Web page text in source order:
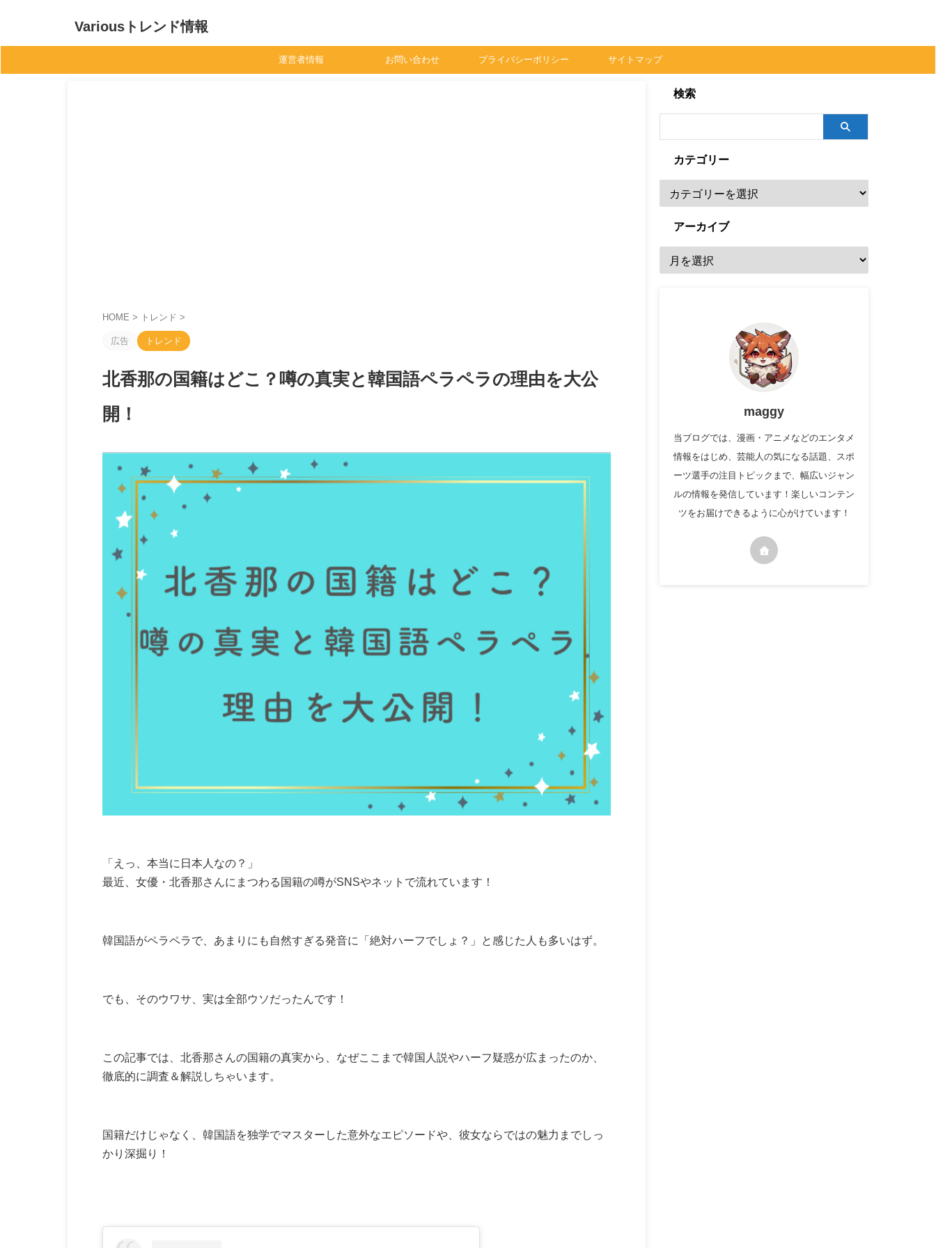
Variousトレンド情報
運営者情報 お問い合わせ プライバシーポリシー サイトマップ
HOME > トレンド >
広告 トレンド
北香那の国籍はどこ？噂の真実と韓国語ペラペラの理由を大公
開！
「えっ、本当に日本人なの？」
最近、女優・北香那さんにまつわる国籍の噂がSNSやネットで流れています！
韓国語がペラペラで、あまりにも自然すぎる発音に「絶対ハーフでしょ？」と感じた人も多いはず。
でも、そのウワサ、実は全部ウソだったんです！
この記事では、北香那さんの国籍の真実から、なぜここまで韓国人説やハーフ疑惑が広まったのか、
徹底的に調査＆解説しちゃいます。
国籍だけじゃなく、韓国語を独学でマスターした意外なエピソードや、彼女ならではの魅力までしっ
かり深掘り！
検索
カテゴリー
アーカイブ
maggy
当ブログでは、漫画・アニメなどのエンタメ
情報をはじめ、芸能人の気になる話題、スポ
ーツ選手の注目トピックまで、幅広いジャン
ルの情報を発信しています！楽しいコンテン
ツをお届けできるように心がけています！